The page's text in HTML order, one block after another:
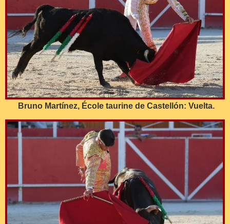
Bruno Martínez, École taurine de Castellón: Vuelta.